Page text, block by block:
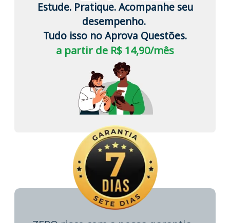
Estude. Pratique. Acompanhe seu
desempenho.
Tudo isso no Aprova Questões.
a partir de R$ 14,90/mês